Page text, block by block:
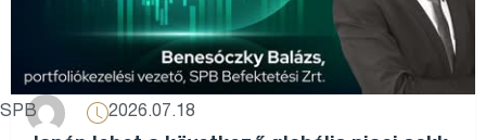
SPB 2026.07.18